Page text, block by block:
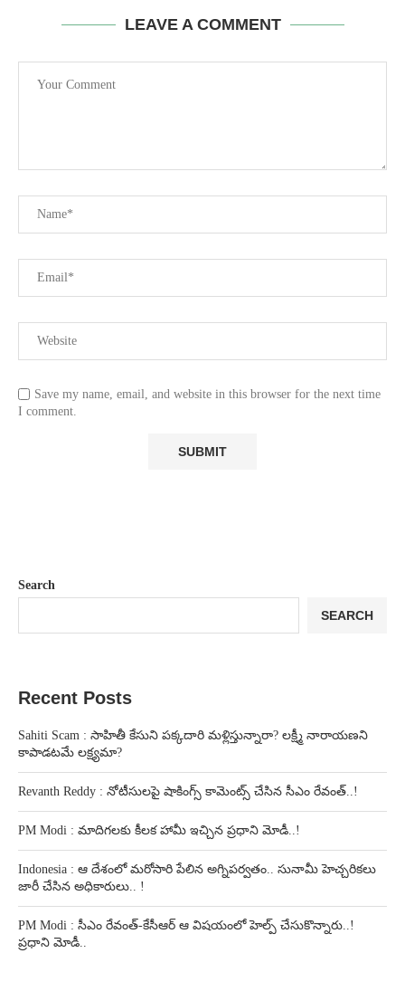
LEAVE A COMMENT
Save my name, email, and website in this browser for the next time
I comment.
Search
SEARCH
Recent Posts
Sahiti Scam : సాహితీ కేసుని పక్కదారి మళ్లిస్తున్నారా? లక్ష్మీ నారాయణని
కాపాడటమే లక్ష్యమా?
Revanth Reddy : నోటీసులపై షాకింగ్స్ కామెంట్స్ చేసిన సీఎం రేవంత్..!
PM Modi : మాదిగలకు కీలక హామీ ఇచ్చిన ప్రధాని మోడీ..!
Indonesia : ఆ దేశంలో మరోసారి పేలిన అగ్నిపర్వతం.. సునామీ హెచ్చరికలు
జారీ చేసిన అధికారులు.. !
PM Modi : సీఎం రేవంత్-కేసీఆర్ ఆ విషయంలో హెల్ప్ చేసుకొన్నారు..!
ప్రధాని మోడీ..